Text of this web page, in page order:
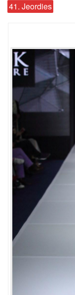
41. Jeordies